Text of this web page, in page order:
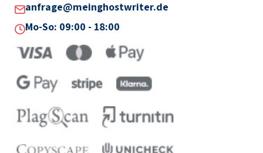
anfrage@meinghostwriter.de
Mo-So: 09:00 - 18:00